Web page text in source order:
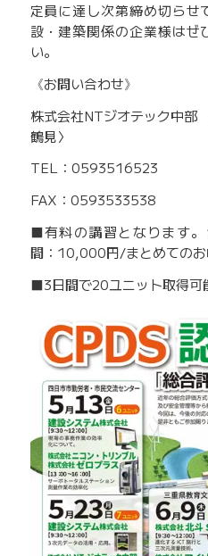
定員に達し次第締め切らせ
設・建築関係の企業様はぜ
い。
《お問い合わせ》
株式会社NTジオテック中部
鶴見〉
TEL：0593516523
FAX：0593533538
■有料の講習となります
間：10,000円/まとめてのお
■3日間で20ユニット取得可